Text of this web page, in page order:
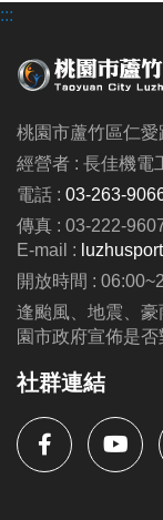
:::
桃園市蘆竹區仁
經營者 : 長佳機電
電話 : 03-263-
傳真 : 03-222-
E-mail :
開放時間 :
逢颱風、地震、
園市政府宣佈是否
社群連結